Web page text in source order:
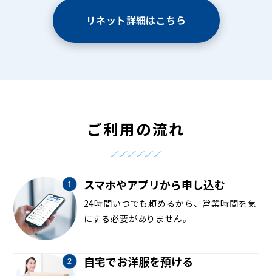
リネット詳細はこちら
ご利用の流れ
スマホやアプリから申し込む
24時間いつでも頼めるから、営業時間を気
にする必要がありません。
自宅でお洋服を預ける